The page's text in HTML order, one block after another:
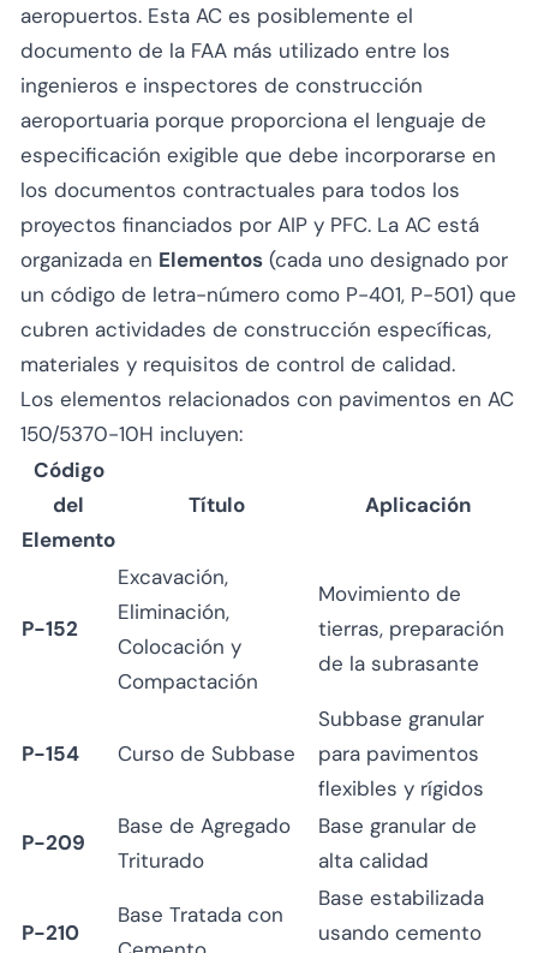
aeropuertos. Esta AC es posiblemente el
documento de la FAA más utilizado entre los
ingenieros e inspectores de construcción
aeroportuaria porque proporciona el lenguaje de
especificación exigible que debe incorporarse en
los documentos contractuales para todos los
proyectos financiados por AIP y PFC. La AC está
organizada en Elementos (cada uno designado por
un código de letra-número como P-401, P-501) que
cubren actividades de construcción específicas,
materiales y requisitos de control de calidad.
Los elementos relacionados con pavimentos en AC
150/5370-10H incluyen:
Código
del
Elemento
Título Aplicación
P-152
Excavación,
Eliminación,
Colocación y
Compactación
Movimiento de
tierras, preparación
de la subrasante
P-154 Curso de Subbase
Subbase granular
para pavimentos
flexibles y rígidos
P-209
Base de Agregado
Triturado
Base granular de
alta calidad
P-210
Base Tratada con
Base estabilizada
usando cemento